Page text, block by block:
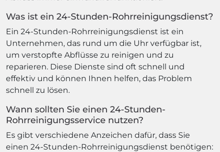
Was ist ein 24-Stunden-Rohrreinigungsdienst?
Ein 24-Stunden-Rohrreinigungsdienst ist ein
Unternehmen, das rund um die Uhr verfügbar ist,
um verstopfte Abflüsse zu reinigen und zu
reparieren. Diese Dienste sind oft schnell und
effektiv und können Ihnen helfen, das Problem
schnell zu lösen.
Wann sollten Sie einen 24-Stunden-
Rohrreinigungsservice nutzen?
Es gibt verschiedene Anzeichen dafür, dass Sie
einen 24-Stunden-Rohrreinigungsdienst benötigen: